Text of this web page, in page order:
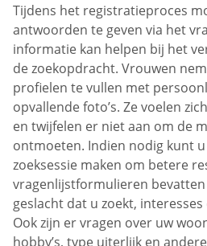
Tijdens het registratieproces
antwoorden te geven via het
informatie kan helpen bij het
de zoekopdracht. Vrouwen
profielen te vullen met
opvallende foto’s. Ze voelen
en twijfelen er niet aan om de
ontmoeten. Indien nodig kunt
zoeksessie maken om betere
vragenlijstformulieren
geslacht dat u zoekt,
Ook zijn er vragen over uw
hobby’s, type uiterlijk en